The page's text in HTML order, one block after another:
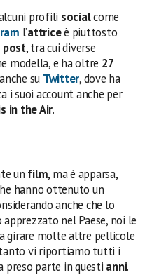
profili socialcome
l’attriceè piuttosto
post, tra cui diverse
modella, e ha oltre 27
su Twitter, dove ha
i suoi account anche per
in the Air.
un film, ma è apparsa,
hanno ottenuto un
anche che lo
nel Paese, noi le
girare molte altre pellicole
vi riportiamo tutti i
preso parte in questi anni.